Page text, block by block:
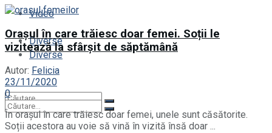
Diverse
Video
Diverse
Orașul în care trăiesc doar femei. Soții le
vizitează la sfârșit de săptămână
Autor: Felicia
23/11/2020
0
În orașul în care trăiesc doar femei, unele sunt căsătorite.
Soții acestora au voie să vină în vizită însă doar ...